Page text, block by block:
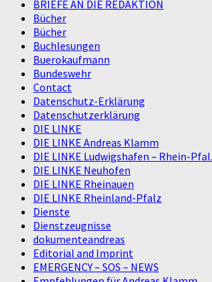
BRIEFE AN DIE REDAKTION
Bücher
Bücher
Buchlesungen
Buerokaufmann
Bundeswehr
Contact
Datenschutz-Erklärung
Datenschutzerklärung
DIE LINKE
DIE LINKE Andreas Klamm
DIE LINKE Ludwigshafen – Rhein-
DIE LINKE Neuhofen
DIE LINKE Rheinauen
DIE LINKE Rheinland-Pfalz
Dienste
Dienstzeugnisse
dokumenteandreas
Editorial and Imprint
EMERGENCY – SOS – NEWS